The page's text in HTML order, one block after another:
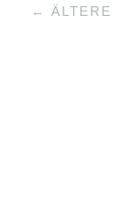
← ÄLTERE